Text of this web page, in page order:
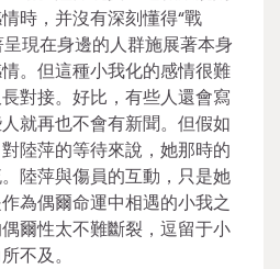
時，并沒有深刻懂得“戰
呈現在身邊的人群施展著本身
。但這種小我化的感情很難
對接。好比，有些人還會寫
就再也不會有新聞。但假如
陸萍的等待來說，她那時的
陸萍與傷員的互動，只是她
為偶爾命運中相遇的小我之
爾性太不難斷裂，逗留于小
不及。